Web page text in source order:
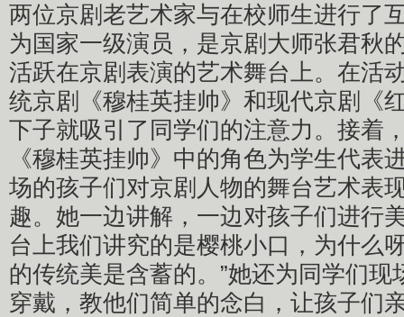
两位京剧老艺术家与在校师生进行了
为国家一级演员，是京剧大师张君秋
活跃在京剧表演的艺术舞台上。在活
统京剧《穆桂英挂帅》和现代京剧《
下子就吸引了同学们的注意力。接着
《穆桂英挂帅》中的角色为学生代表
场的孩子们对京剧人物的舞台艺术表
趣。她一边讲解，一边对孩子们进行
台上我们讲究的是樱桃小口，为什么
的传统美是含蓄的。”她还为同学们
穿戴，教他们简单的念白，让孩子们